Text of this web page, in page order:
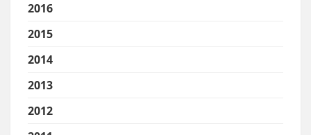
2016
2015
2014
2013
2012